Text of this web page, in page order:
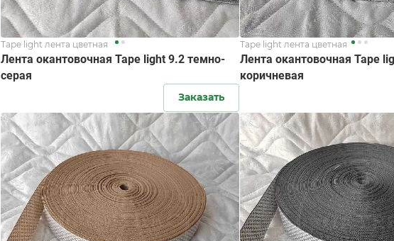
Tape light лента цветная
Лента окантовочная Tape light 9.2 темно-
серая
Заказать
Tape light лента цветная
Лента окантовочная Tape
коричневая